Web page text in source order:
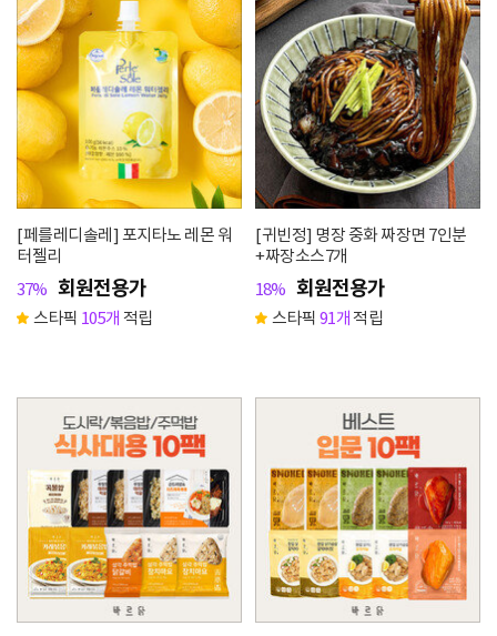
[페를레디솔레] 포지타노 레몬 워
터젤리
37% 회원전용가
스타픽 105개 적립
[귀빈정] 명장 중화 짜장면 7인분
+짜장소스7개
18% 회원전용가
스타픽 91개적립